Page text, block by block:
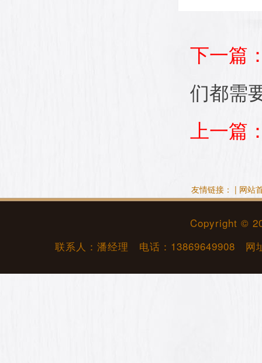
下一篇
们都需
上一篇
友情链接： | 网站
Copyright ©
联系人：潘经理 电话： 13869649908 网